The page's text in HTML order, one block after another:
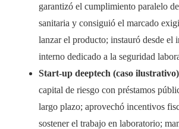
garantizó el cumplimiento paralelo
sanitaria y consiguió el marcado
lanzar el producto; instauró desde el
interno dedicado a la seguridad
Start-up deeptech (caso ilustrativo)
capital de riesgo con préstamos
largo plazo; aprovechó incentivos
sostener el trabajo en laboratorio;